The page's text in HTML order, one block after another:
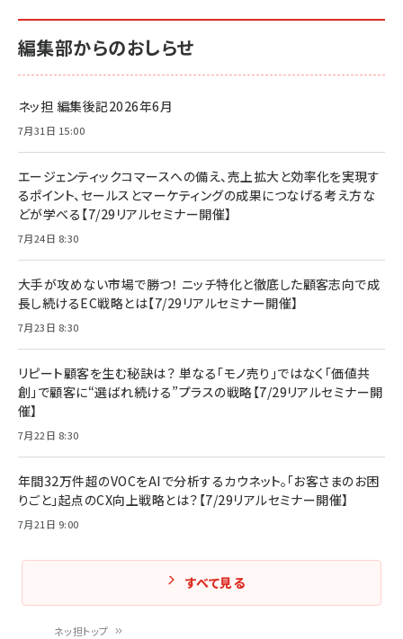
ネッ担トップ
編集部からのおしらせ
ネッ担 編集後記2026年6月
7月31日 15:00
エージェンティックコマースへの備え、売上拡大と効率化を実現す
るポイント、セールスとマーケティングの成果につなげる考え方な
どが学べる【7/29リアルセミナー開催】
7月24日 8:30
大手が攻めない市場で勝つ！ ニッチ特化と徹底した顧客志向で成
長し続けるEC戦略とは【7/29リアルセミナー開催】
7月23日 8:30
リピート顧客を生む秘訣は？ 単なる「モノ売り」ではなく「価値共
創」で顧客に“選ばれ続ける”プラスの戦略【7/29リアルセミナー開
催】
7月22日 8:30
年間32万件超のVOCをAIで分析するカウネット。「お客さまのお困
りごと」起点のCX向上戦略とは？【7/29リアルセミナー開催】
7月21日 9:00
すべて見る